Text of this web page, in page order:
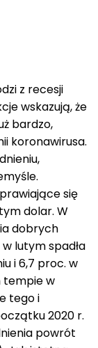
z recesji
wskazują, że
bardzo,
koronawirusa.
się
dolar. W
dobrych
lutym spadła
i 6,7 proc. w
tempie w
tego i
2020 r.
powrót